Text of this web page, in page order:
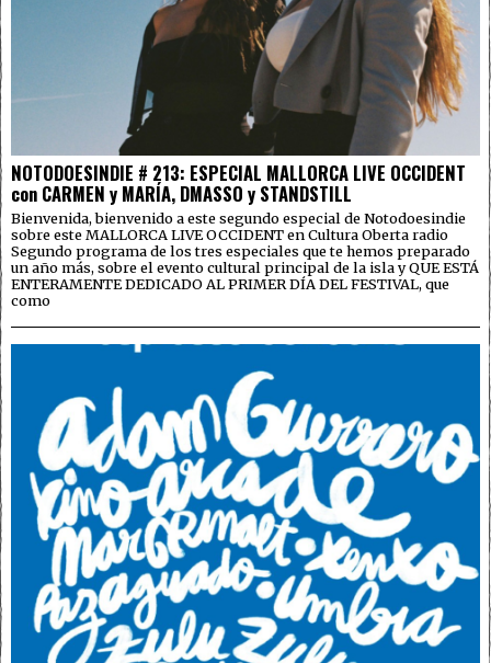
NOTODOESINDIE # 213: ESPECIAL MALLORCA LIVE OCCIDENT
con CARMEN y MARÍA, DMASSO y STANDSTILL
Bienvenida, bienvenido a este segundo especial de Notodoesindie
sobre este MALLORCA LIVE OCCIDENT en Cultura Oberta radio
Segundo programa de los tres especiales que te hemos preparado
un año más, sobre el evento cultural principal de la isla y QUE ESTÁ
ENTERAMENTE DEDICADO AL PRIMER DÍA DEL FESTIVAL, que
como